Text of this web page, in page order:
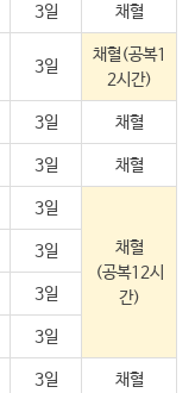
3일 채혈
3일
채혈(공복1
2시간)
3일 채혈
3일 채혈
3일
채혈
(공복12시
간)
3일
3일
3일
3일 채혈